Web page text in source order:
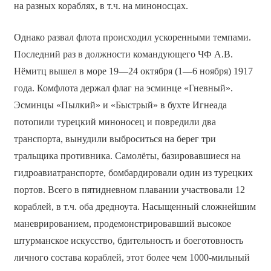
на разных кораблях, в т.ч. на миноносцах.
Однако развал флота происходил ускоренными темпами.
Последний раз в должности командующего ЧФ А.В.
Нёмитц вышел в море 19—24 октября (1—6 ноября) 1917
года. Комфлота держал флаг на эсминце «Гневный».
Эсминцы «Пылкий» и «Быстрый» в бухте Игнеада
потопили турецкий миноносец и повредили два
транспорта, вынудили выброситься на берег три
тральщика противника. Самолёты, базировавшиеся на
гидроавиатранспорте, бомбардировали один из турецких
портов. Всего в пятидневном плавании участвовали 12
кораблей, в т.ч. оба дредноута. Насыщенный сложнейшим
маневрированием, продемонстрировавший высокое
штурманское искусство, бдительность и боеготовность
личного состава кораблей, этот более чем 1000-мильный